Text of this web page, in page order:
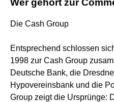
Wer gehört zur
Die Cash Group
Entsprechend schlossen
1998 zur Cash Group
Deutsche Bank, die
Hypovereinsbank und die
Group zeigt die Ursprünge: